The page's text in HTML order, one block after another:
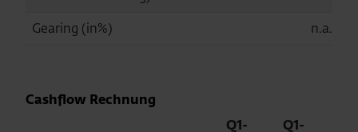
Gearing (in%) n.a.
Cashflow Rechnung
Q1-
Q1-